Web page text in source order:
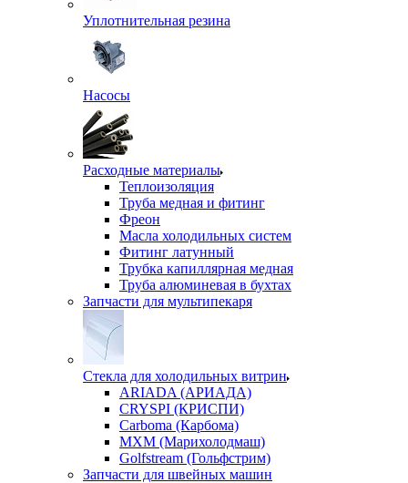
Уплотнительная резина
Насосы
Расходные материалы
Теплоизоляция
Труба медная и фитинг
Фреон
Масла холодильных систем
Фитинг латунный
Трубка капиллярная медная
Труба алюминевая в бухтах
Запчасти для мультипекаря
Стекла для холодильных витрин
ARIADA (АРИАДА)
CRYSPI (КРИСПИ)
Carboma (Карбома)
MXM (Марихолодмаш)
Golfstream (Гольфстрим)
Запчасти для швейных машин